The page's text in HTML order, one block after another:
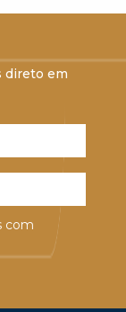
direto em
com